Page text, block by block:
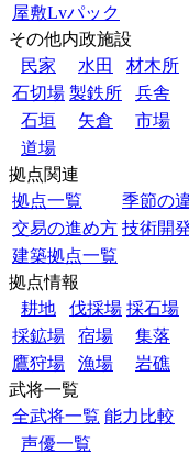
屋敷Lvパック
その他内政施設
民家
水田
材木所
石切場 製鉄所
兵舎
石垣
矢倉
市場
道場
拠点関連
拠点一覧
季節の
交易の進め方 技術開
建築拠点一覧
拠点情報
耕地
伐採場 採石場
採鉱場
宿場
集落
鷹狩場
漁場
岩礁
武将一覧
全武将一覧 能力比較
声優一覧